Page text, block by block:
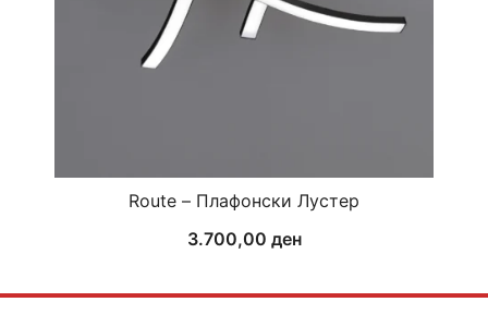
Route – Плафонски Лустер
3.700,00 ден